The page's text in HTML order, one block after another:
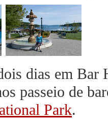
dias em Bar
passeio de
Park.